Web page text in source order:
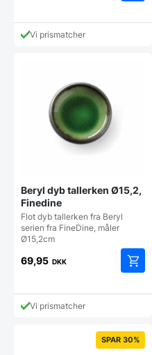
Vi prismatcher
Beryl dyb tallerken Ø15,2,
Finedine
Flot dyb tallerken fra Beryl
serien fra FineDine, måler
Ø15,2cm
69,95 DKK
Vi prismatcher
SPAR 30%